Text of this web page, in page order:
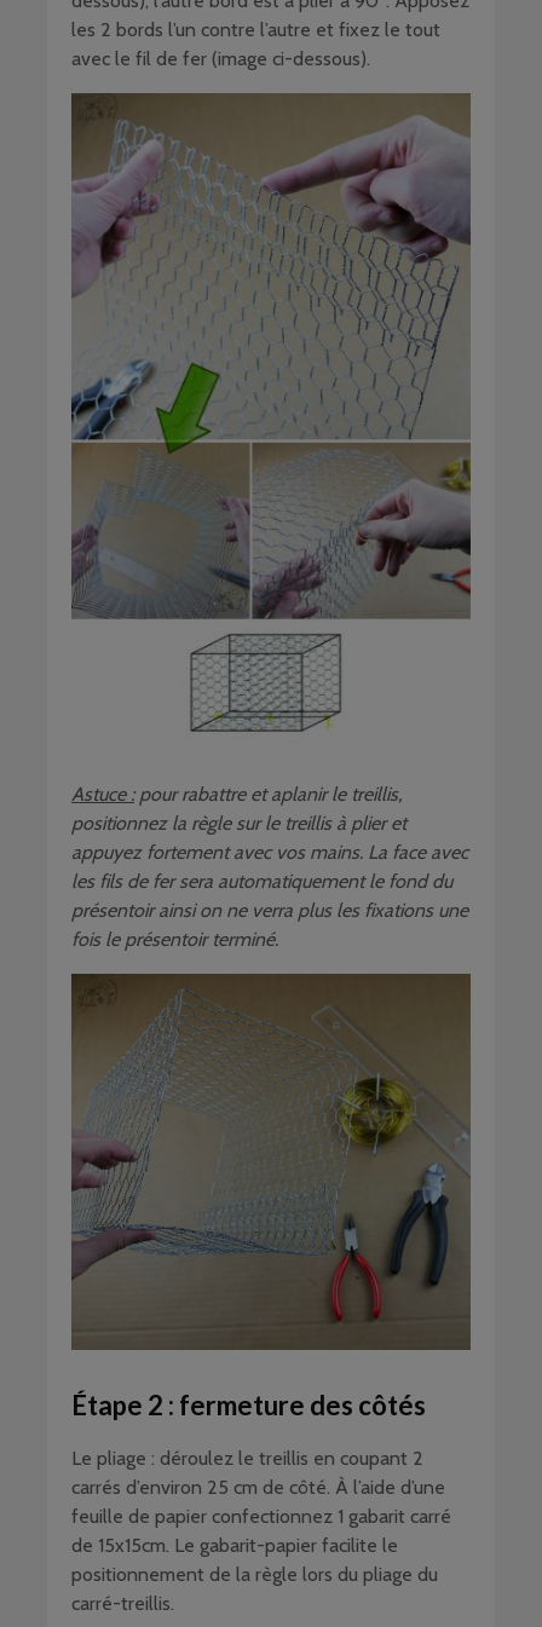
les 2 bords l’un contre l’autre et fixez le tout
avec le fil de fer (image ci-dessous).
Astuce :pour rabattre et aplanir le treillis,
positionnez la règle sur le treillis à plier et
appuyez fortement avec vos mains. La face avec
les fils de fer sera automatiquement le fond du
présentoir ainsi on ne verra plus les fixations une
fois le présentoir terminé.
Étape 2 : fermeture des côtés
Le pliage : déroulez le treillis en coupant 2
carrés d’environ 25 cm de côté. À l’aide d’une
feuille de papier confectionnez 1 gabarit carré
de 15x15cm. Le gabarit-papier facilite le
positionnement de la règle lors du pliage du
carré-treillis.